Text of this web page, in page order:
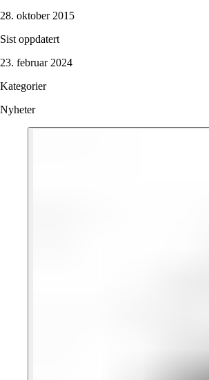
28. oktober 2015
Sist oppdatert
23. februar 2024
Kategorier
Nyheter